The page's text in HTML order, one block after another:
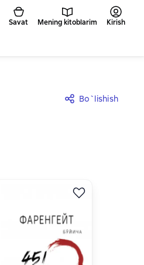
Savat Mening kitoblarim Kirish
Bo`lishish